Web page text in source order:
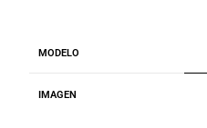
MODELO
IMAGEN